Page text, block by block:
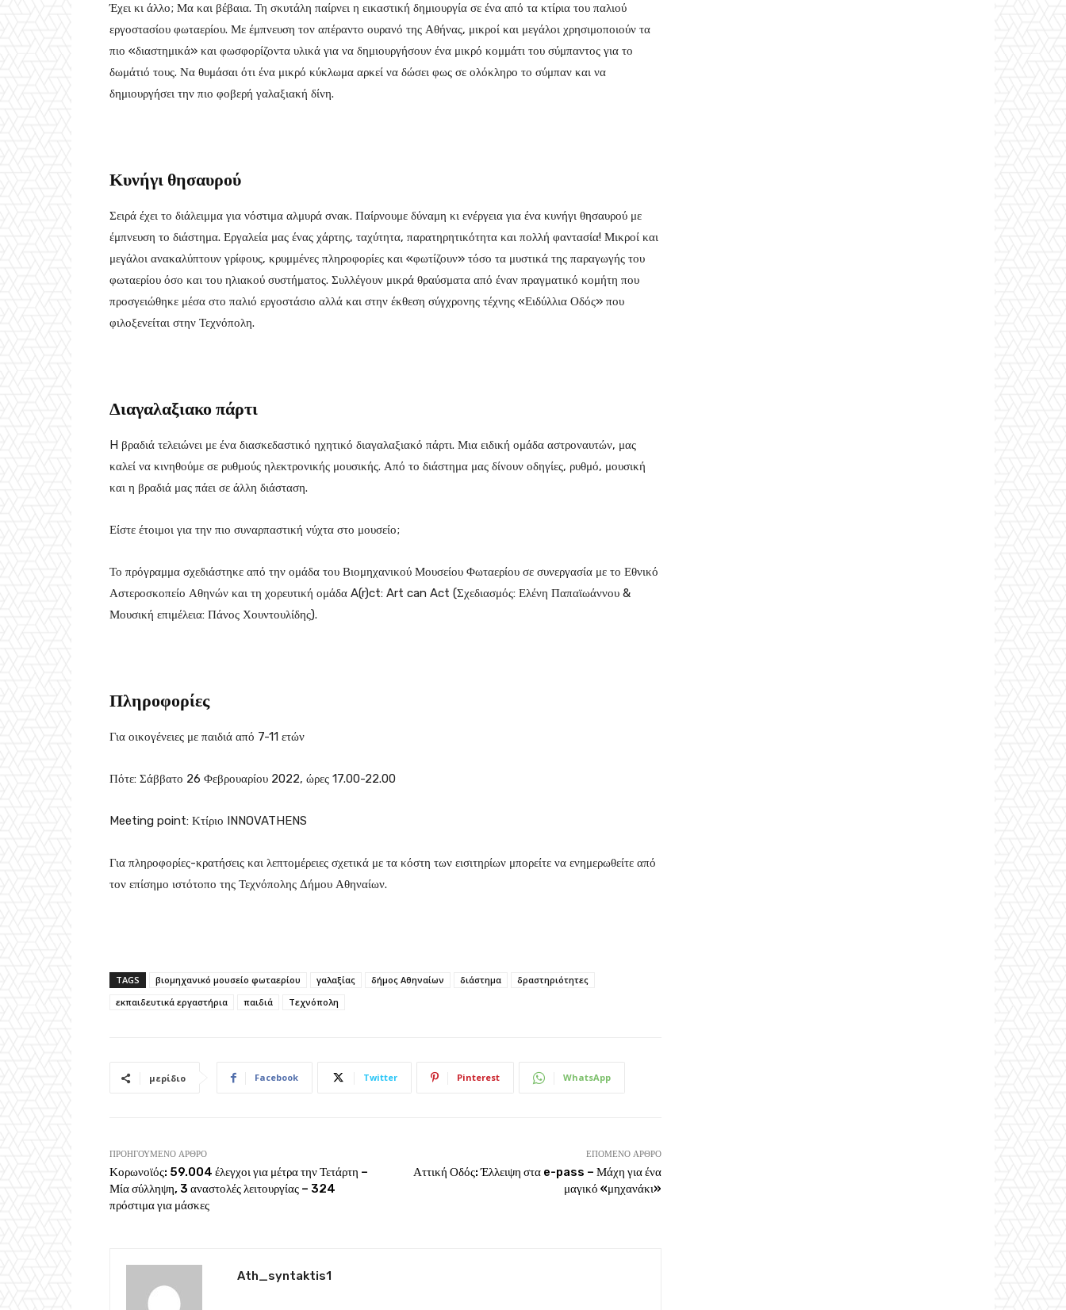
Έχει κι άλλο; Μα και βέβαια. Τη σκυτάλη παίρνει η εικαστική δημιουργία σε ένα από τα κτίρια του παλιού
εργοστασίου φωταερίου. Με έμπνευση τον απέραντο ουρανό της Αθήνας, μικροί και μεγάλοι χρησιμοποιούν τα
πιο «διαστημικά» και φωσφορίζοντα υλικά για να δημιουργήσουν ένα μικρό κομμάτι του σύμπαντος για το
δωμάτιό τους. Να θυμάσαι ότι ένα μικρό κύκλωμα αρκεί να δώσει φως σε ολόκληρο το σύμπαν και να
δημιουργήσει την πιο φοβερή γαλαξιακή δίνη.
Κυνήγι θησαυρού
Σειρά έχει το διάλειμμα για νόστιμα αλμυρά σνακ. Παίρνουμε δύναμη κι ενέργεια για ένα κυνήγι θησαυρού με
έμπνευση το διάστημα. Εργαλεία μας ένας χάρτης, ταχύτητα, παρατηρητικότητα και πολλή φαντασία! Μικροί και
μεγάλοι ανακαλύπτουν γρίφους, κρυμμένες πληροφορίες και «φωτίζουν» τόσο τα μυστικά της παραγωγής του
φωταερίου όσο και του ηλιακού συστήματος. Συλλέγουν μικρά θραύσματα από έναν πραγματικό κομήτη που
προσγειώθηκε μέσα στο παλιό εργοστάσιο αλλά και στην έκθεση σύγχρονης τέχνης «Ειδύλλια Οδός» που
φιλοξενείται στην Τεχνόπολη.
Διαγαλαξιακο πάρτι
H βραδιά τελειώνει με ένα διασκεδαστικό ηχητικό διαγαλαξιακό πάρτι. Μια ειδική ομάδα αστροναυτών, μας
καλεί να κινηθούμε σε ρυθμούς ηλεκτρονικής μουσικής. Από το διάστημα μας δίνουν οδηγίες, ρυθμό, μουσική
και η βραδιά μας πάει σε άλλη διάσταση.
Είστε έτοιμοι για την πιο συναρπαστική νύχτα στο μουσείο;
Το πρόγραμμα σχεδιάστηκε από την ομάδα του Βιομηχανικού Μουσείου Φωταερίου σε συνεργασία με το Εθνικό
Αστεροσκοπείο Αθηνών και τη χορευτική ομάδα A(r)ct: Art can Act (Σχεδιασμός: Ελένη Παπαϊωάννου &
Μουσική επιμέλεια: Πάνος Χουντουλίδης).
Πληροφορίες
Για οικογένειες με παιδιά από 7-11 ετών
Πότε: Σάββατο 26 Φεβρουαρίου 2022, ώρες 17.00-22.00
Meeting point: Κτίριο INNOVATHENS
Για πληροφορίες-κρατήσεις και λεπτομέρειες σχετικά με τα κόστη των εισιτηρίων μπορείτε να ενημερωθείτε από
τον επίσημο ιστότοπο της Τεχνόπολης Δήμου Αθηναίων.
TAGS βιομηχανικό μουσείο φωταερίου γαλαξίας δήμος Αθηναίων διάστημα
δραστηριότητες
εκπαιδευτικά εργαστήρια
παιδιά Τεχνόπολη
μερίδιο Facebook Twitter Pinterest WhatsApp
ΠΡΟΗΓΟΎΜΕΝΟ ΆΡΘΡΟ
Κορωνοϊός: 59.004 έλεγχοι για μέτρα την Τετάρτη –
Μία σύλληψη, 3 αναστολές λειτουργίας – 324
πρόστιμα για μάσκες
ΕΠΌΜΕΝΟ ΆΡΘΡΟ
Αττική Οδός: Έλλειψη στα e-pass – Μάχη για ένα
μαγικό «μηχανάκι»
Ath_syntaktis1